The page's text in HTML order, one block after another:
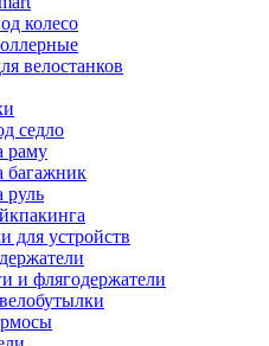
колесо
велостанков
седло
раму
багажник
руль
для устройств
и флягодержатели